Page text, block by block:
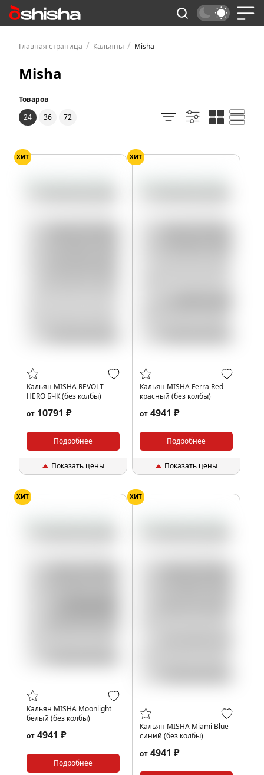
Главная страница / Кальяны / Misha
Misha
Товаров
24
36 72
ХИТ
Кальян MISHA REVOLT
HERO БЧК (без колбы)
от 10791 ₽
Подробнее
Показать цены
ХИТ
Кальян MISHA Ferra Red
красный (без колбы)
от 4941 ₽
Подробнее
Показать цены
ХИТ
Кальян MISHA Moonlight
белый (без колбы)
от 4941 ₽
Подробнее
ХИТ
Кальян MISHA Miami Blue
синий (без колбы)
от 4941 ₽